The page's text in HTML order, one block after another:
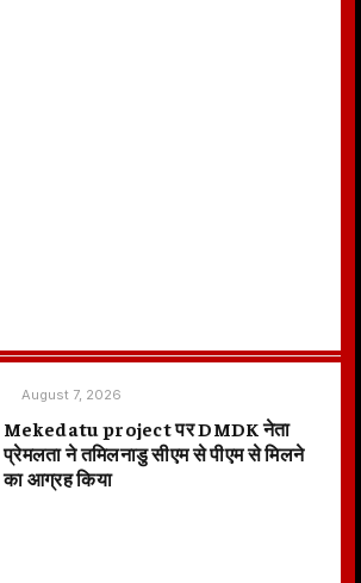
August 7, 2026
Mekedatu project पर DMDK नेता
प्रेमलता ने तमिलनाडु सीएम से पीएम से मिलने
का आग्रह किया